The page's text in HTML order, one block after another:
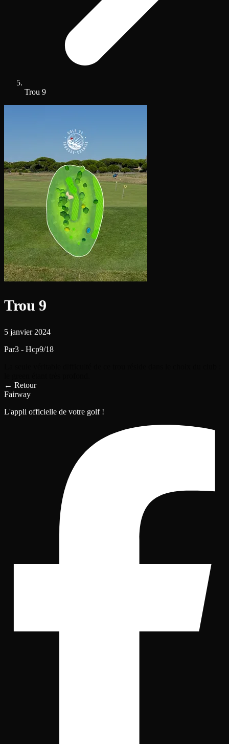
Trou 9
Trou 9
5 janvier 2024
Par3 - Hcp9/18
← Retour
Fairway
L'appli officielle de votre golf !